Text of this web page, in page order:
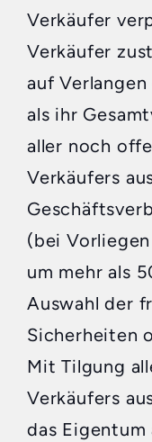
Verkäufer
Verkäufer
auf
als ihr
aller noch
Verkäufers
(bei
um mehr als
Auswahl der
Sicherheiten
Mit Tilgung
Verkäufers
das